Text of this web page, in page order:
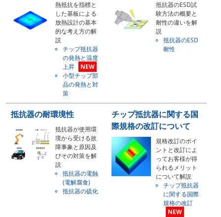
熱抵抗を指標と
した基板による
放熱設計の基本
的な考え方の解
説
チップ抵抗器
の発熱と温度
上昇
NEW
小型チップ部
品の発熱と対
策
抵抗器のESD試
験方法の概要と
耐性の違いを解
説
抵抗器のESD
耐性
抵抗器の耐環境性
抵抗器が使用環
境から受ける故
障事象と原因及
びその対策を解
説
抵抗器の電蝕
(電解腐食)
抵抗器の硫化
チップ抵抗器に関する国
際規格の改訂について
規格改訂のポイ
ントと改訂によ
ってお客様が得
られるメリット
について解説
チップ抵抗器
に関する国際
規格の改訂
NEW